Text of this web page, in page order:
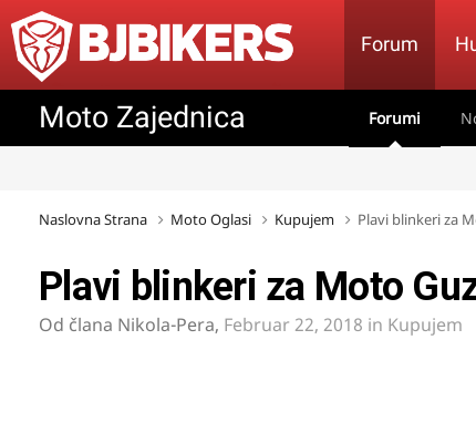
Forum
Moto Zajednica Forumi
Naslovna Strana Moto Oglasi Kupujem Plavi blinkeri za
Plavi blinkeri za Moto
Od člana Nikola-Pera, Februar 22, 2018 in Kupujem